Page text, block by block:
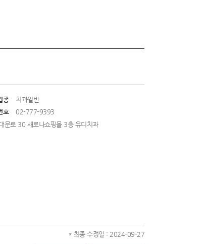
종
치과일반
호
02-777-9393
로 30 새로나쇼핑몰 3층 유디치과
* 최종 수정일 : 2024-09-27